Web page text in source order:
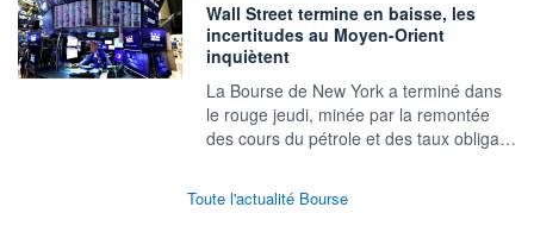
Wall Street termine en baisse, les
incertitudes au Moyen-Orient
inquiètent
La Bourse de New York a terminé dans
le rouge jeudi, minée par la remontée
des cours du pétrole et des taux obliga…
Toute l'actualité Bourse